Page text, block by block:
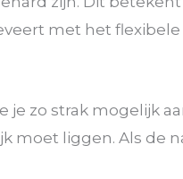
met het flexibele
je zo strak mogelijk
moet liggen. Als de